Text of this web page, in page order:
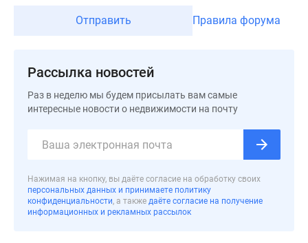
Санкт-
Петербурге
Ленинградской
Готовые
Отправить Правила форума
Рассылка новостей
Раз в неделю мы будем присылать вам самые
интересные новости о недвижимости на почту
Нажимая на кнопку, вы даёте согласие на обработку своих
персональных данных и принимаете политику
конфиденциальности, а также даёте согласие на получение
информационных и рекламных рассылок